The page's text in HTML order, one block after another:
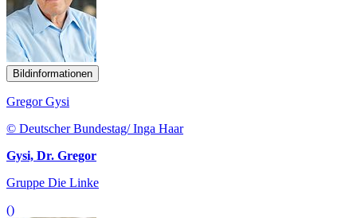
Bildinformationen
Gregor Gysi
© Deutscher Bundestag/ Inga Haar
Gysi, Dr. Gregor
Gruppe Die Linke
()